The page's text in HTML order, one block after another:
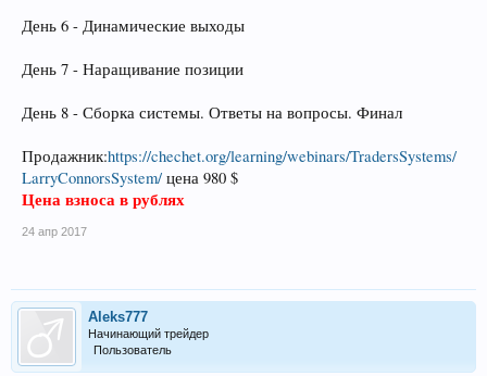
День 6 - Динамические выходы
День 7 - Наращивание позиции
День 8 - Сборка системы. Ответы на вопросы. Финал
Продажник:https://chechet.org/learning/webinars/TradersSystems/
LarryConnorsSystem/ цена 980 $
Цена взноса в рублях
24 апр 2017
Aleks777
Начинающий трейдер
Пользователь